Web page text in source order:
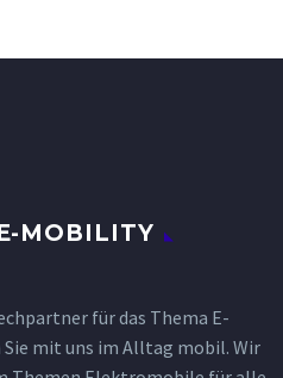
MOBILITY
für das Thema E-
mit uns im Alltag mobil. Wir